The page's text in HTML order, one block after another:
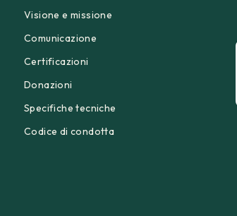
Visione e missione
Comunicazione
Certificazioni
Donazioni
Specifiche tecniche
Codice di condotta